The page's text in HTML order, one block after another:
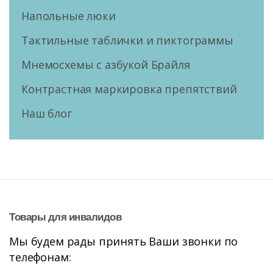
Напольные люки
Тактильные таблички и пиктограммы
Мнемосхемы с азбукой Брайля
Контрастная маркировка препятствий
Наш блог
Товарыдля инвалидов
Мы будем рады принять Ваши звонки по
телефонам: